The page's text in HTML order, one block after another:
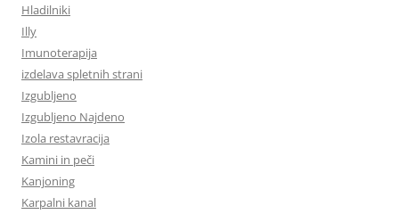
Hladilniki
Illy
Imunoterapija
izdelava spletnih strani
Izgubljeno
Izgubljeno Najdeno
Izola restavracija
Kamini in peči
Kanjoning
Karpalni kanal